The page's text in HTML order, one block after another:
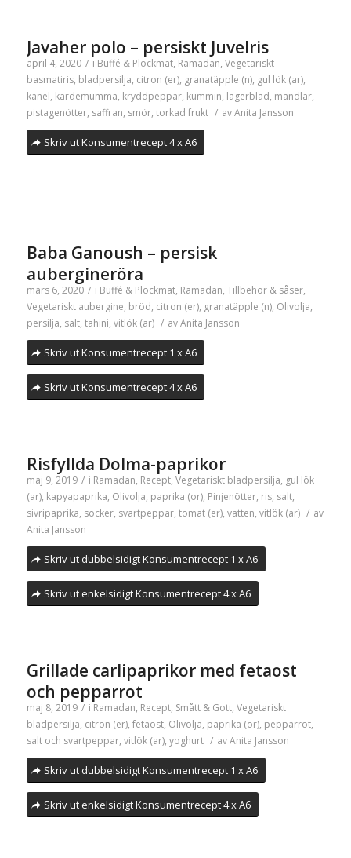
Javaher polo – persiskt Juvelris
april 4, 2020 / i Buffé & Plockmat, Ramadan, Vegetariskt
basmatiris, bladpersilja, citron (er), granatäpple (n), gul lök (ar),
kanel, kardemumma, kryddpeppar, kummin, lagerblad, mandlar,
pistagenötter, saffran, smör, torkad frukt / avAnita Jansson
Skriv ut Konsumentrecept 4 x A6
Baba Ganoush – persisk
aubergineröra
mars 6, 2020 / i Buffé & Plockmat, Ramadan, Tillbehör & såser,
Vegetariskt aubergine, bröd, citron (er), granatäpple (n), Olivolja,
persilja, salt, tahini, vitlök (ar) / avAnita Jansson
Skriv ut Konsumentrecept 1 x A6
Skriv ut Konsumentrecept 4 x A6
Risfyllda Dolma-paprikor
maj 9, 2019 / i Ramadan, Recept, Vegetariskt bladpersilja, gul lök
(ar), kapyapaprika, Olivolja, paprika (or), Pinjenötter, ris, salt,
sivripaprika, socker, svartpeppar, tomat (er), vatten, vitlök (ar) / av
Anita Jansson
Skriv ut dubbelsidigt Konsumentrecept 1 x A6
Skriv ut enkelsidigt Konsumentrecept 4 x A6
Grillade carlipaprikor med fetaost
och pepparrot
maj 8, 2019 / i Ramadan, Recept, Smått & Gott, Vegetariskt
bladpersilja, citron (er), fetaost, Olivolja, paprika (or), pepparrot,
salt och svartpeppar, vitlök (ar), yoghurt / avAnita Jansson
Skriv ut dubbelsidigt Konsumentrecept 1 x A6
Skriv ut enkelsidigt Konsumentrecept 4 x A6